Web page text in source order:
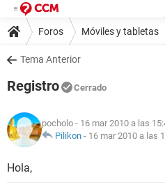
Foros Móviles y tabletas
Tema Anterior
Registro Cerrado
pocholo - 16 mar 2010 a las
Pilikon - 16 mar 2010 a las
Hola,